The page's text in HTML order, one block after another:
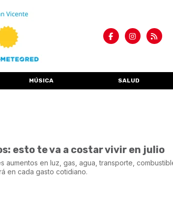
MÚSICA SALUD
esto te va a costar vivir en julio
aumentos en luz, gas, agua, transporte,
en cada gasto cotidiano.